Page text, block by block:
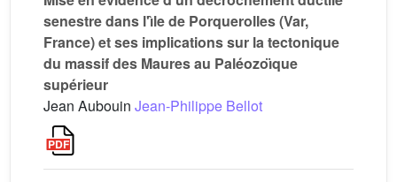
senestre dans l'ı̂le de Porquerolles (Var,
France) et ses implications sur la tectonique
du massif des Maures au Paléozoı̈que
supérieur
Jean Aubouin Jean-Philippe Bellot